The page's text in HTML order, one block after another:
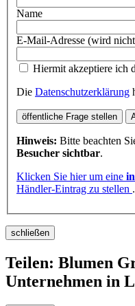
Name
E-Mail-Adresse (wird
Hiermit akzeptiere ich
Die Datenschutzerklärung
öffentliche Frage stellen
Hinweis: Bitte beachten
Besucher sichtbar.
Klicken Sie hier um eine
Händler-Eintrag zu stellen .
schließen
Teilen: Blumen
Unternehmen in